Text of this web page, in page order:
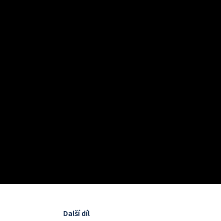
Další díl